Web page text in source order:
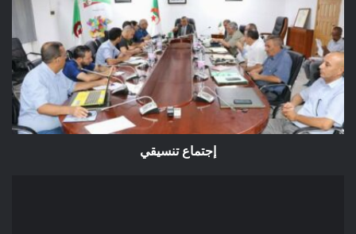
تنسيقي
إجتماع تنسيقي